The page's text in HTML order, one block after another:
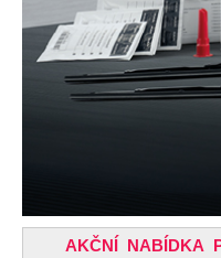
AKČNÍ NABÍDKA